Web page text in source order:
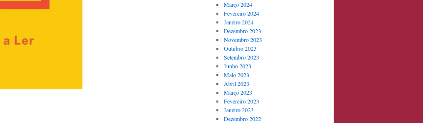
Março 2024
Fevereiro 2024
Janeiro 2024
Dezembro 2023
Novembro 2023
Outubro 2023
Setembro 2023
Junho 2023
Maio 2023
Abril 2023
Março 2023
Fevereiro 2023
Janeiro 2023
Dezembro 2022